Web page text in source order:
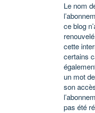
Le nom
ce blog
cette
certains
un mot
son
pas été